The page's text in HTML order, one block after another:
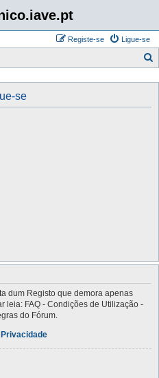
Ligue-se
Registe-se
se
dum Registo que demora apenas
leia: FAQ - Condições de Utilização -
do Fórum.